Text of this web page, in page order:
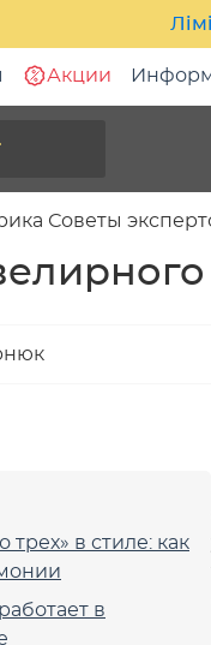
Акции
Советы
трех» в стиле: как
в